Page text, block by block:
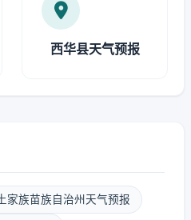
西华县天气预报
家族苗族自治州天气预报